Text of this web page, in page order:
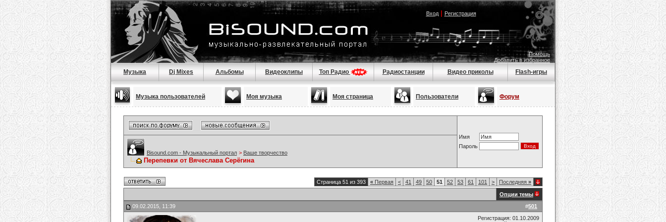
Вход| Регистрация
Помощь
Добавить в избранное
Музыка Dj Mixes Альбомы Видеоклипы Топ Радио Радиостанции Видео приколы Flash-игры
Музыка пользователей Моя музыка Моя страница Пользователи Форум
Имя
Пароль
Bisound.com - Музыкальный портал > Ваше творчество
Перепевки от Вячеслава Серёгина
Страница 51 из 393 « Первая < 41 49 50 51 52 53 61 101 > Последняя »
Опции темы
#501
09.02.2015, 11:39
Регистрация: 01.10.2009